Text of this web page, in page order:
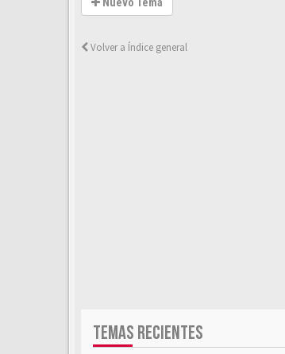
Volver a Índice general
TEMAS RECIENTES